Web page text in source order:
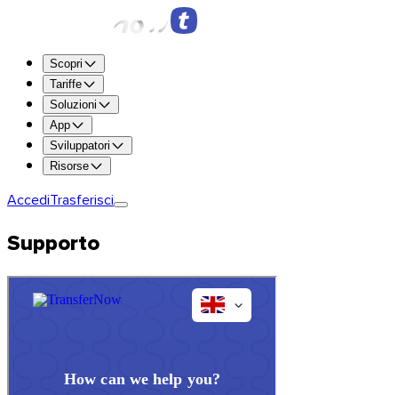
Scopri
Tariffe
Soluzioni
App
Sviluppatori
Risorse
AccediTrasferisci
Supporto